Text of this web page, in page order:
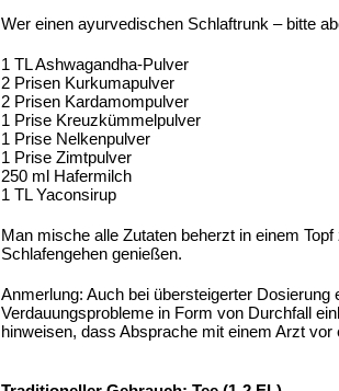
Wer einen ayurvedischen Schlaftrunk – bitte
1 TL Ashwagandha-Pulver
2 Prisen Kurkumapulver
2 Prisen Kardamompulver
1 Prise Kreuzkümmelpulver
1 Prise Nelkenpulver
1 Prise Zimtpulver
250 ml Hafermilch
1 TL Yaconsirup
Man mische alle Zutaten beherzt in einem
Schlafengehen genießen.
Anmerlung: Auch bei übersteigerter
Verdauungsprobleme in Form von Durchfall
hinweisen, dass Absprache mit einem Arzt